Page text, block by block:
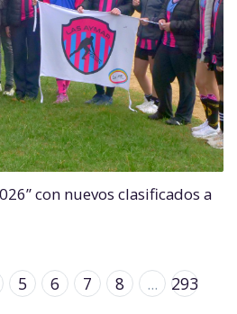
con nuevos clasificados a
5 6 7 8 ...
293